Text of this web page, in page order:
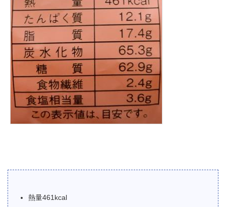
熱量461kcal